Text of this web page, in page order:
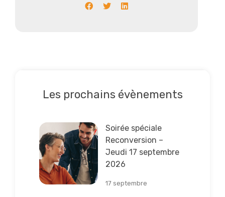
Les prochains évènements
Soirée spéciale
Reconversion –
Jeudi 17 septembre
2026
17 septembre
Lire la suite